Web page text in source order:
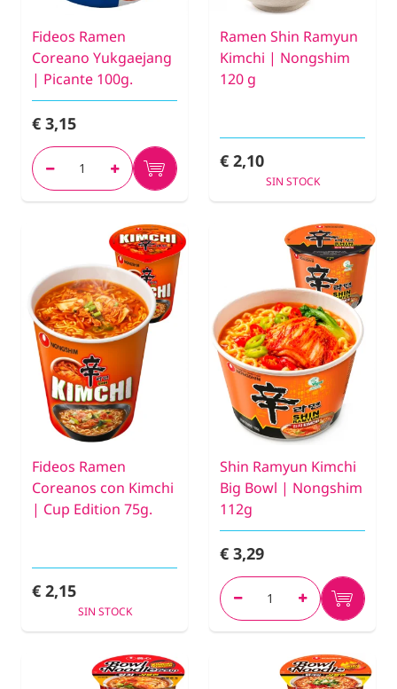
Fideos Ramen
Coreano Yukgaejang
| Picante 100g.
€ 3,15
Ramen Shin Ramyun
Kimchi | Nongshim
120 g
€ 2,10
SIN STOCK
Fideos Ramen
Coreanos con Kimchi
| Cup Edition 75g.
€ 2,15
SIN STOCK
Shin Ramyun Kimchi
Big Bowl | Nongshim
112g
€ 3,29